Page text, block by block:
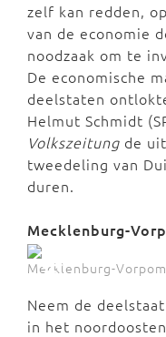
zelf kan redden,
van de economie
noodzaak om te
De economische
deelstaten
Helmut Schmidt
Volkszeitung de
tweedeling van
duren.
Mecklenburg-
Mecklenburg-
Neem de
in het